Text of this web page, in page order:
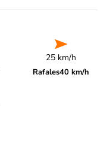
25 km/h
Rafales40 km/h